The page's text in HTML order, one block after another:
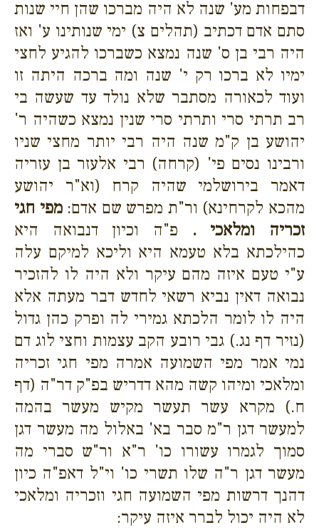
דבפחות מע' שנה לא היה מברכו שהן חיי שנות
סתם אדם דכתיב (תהלים צ) ימי שנותינו ע' ואז
היה רבי בן ס' שנה נמצא כשברכו להגיע לחצי
ימיו לא ברכו רק י' שנה ומה ברכה היתה זו
ועוד לכאורה מסתבר שלא נולד עד שעשה בי
רב תרתי סרי ותרתי סרי שנין נמצא כשהיה ר'
יהושע בן ק"מ שנה היה רבי יותר מחצי שניו
ורבינו נסים פי' (קרחה) רבי אלעזר בן עזריה
דאמר בירושלמי שהיה קרח (וא"ר יהושע
מהכא לקרחינא) ור"ת מפרש שם אדם:מפי חגי
זכריה ומלאכי . פ"ה וכיון דנבואה היא
כהילכתא בלא טעמא היא וליכא למיקם עלה
ע"י טעם איזה מהם עיקר ולא היה לו להזכיר
נבואה דאין נביא רשאי לחדש דבר מעתה אלא
היה לו לומר הלכתא גמירי לה ופרק כהן גדול
(נזיר דף נג.) גבי רובע הקב עצמות וחצי לוג דם
נמי אמר מפי השמועה אמרה מפי חגי זכריה
ומלאכי ומיהו קשה מהא דדריש בפ"ק דר"ה (דף
ח.) מקרא עשר תעשר מקיש מעשר בהמה
למעשר דגן ר"מ סבר בא' באלול מה מעשר דגן
סמוך לגמרו עשורו כו' ר"א ור"ש סברי מה
מעשר דגן ר"ה שלו תשרי כו' וי"ל דאפ"ה כיון
דהנך דרשות מפי השמועה חגי וזכריה ומלאכי
לא היה יכול לברר איזה עיקר: